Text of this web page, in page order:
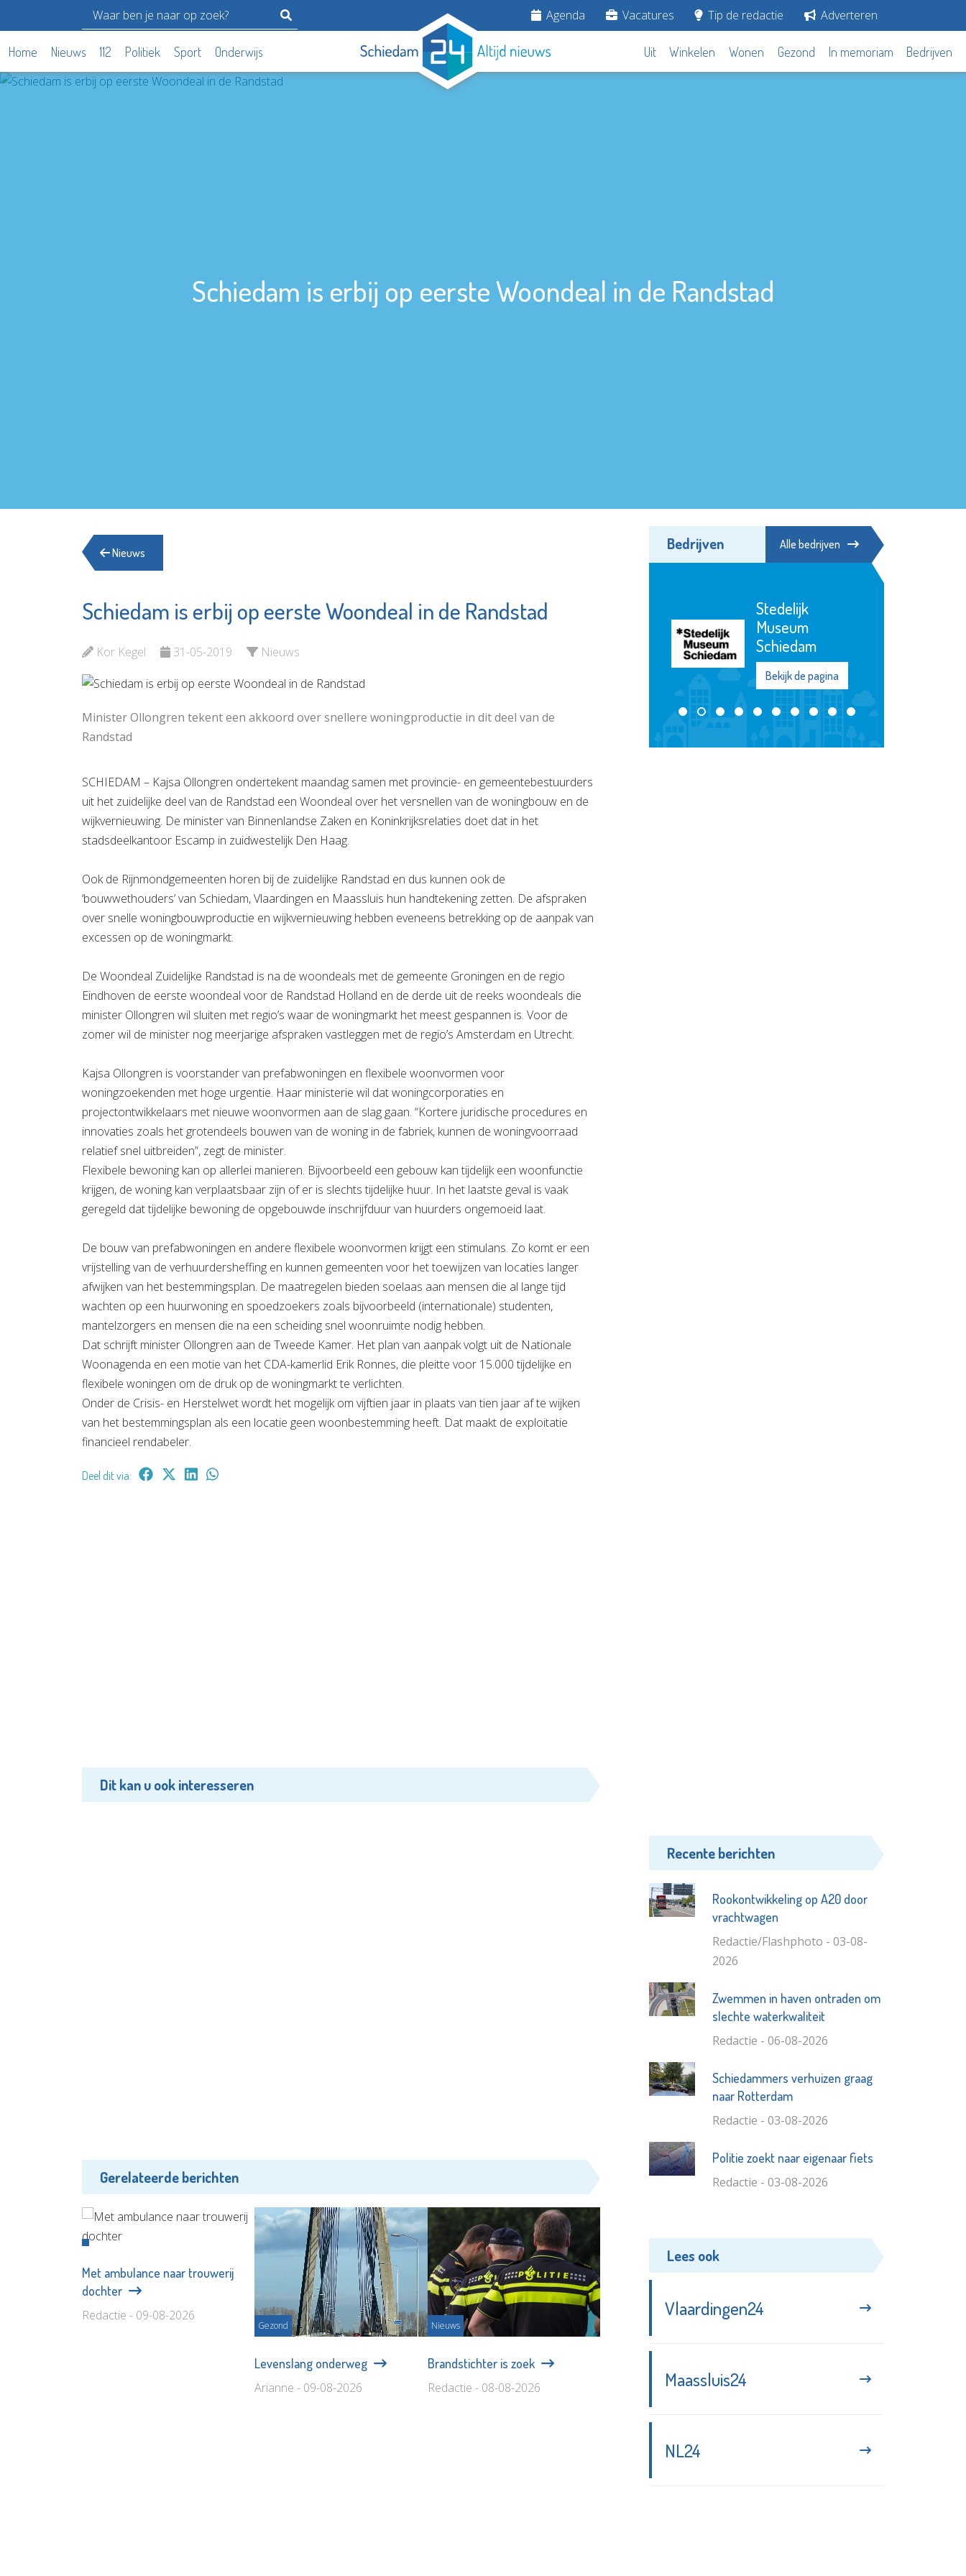
Agenda Vacatures Tip de redactie Adverteren
Home Nieuws 112 Politiek Sport Onderwijs Uit Winkelen Wonen Gezond In memoriam Bedrijven
Schiedam is erbij op eerste Woondeal in de Randstad
Nieuws
Schiedam is erbij op eerste Woondeal in de Randstad
Kor Kegel 31-05-2019 Nieuws
Minister Ollongren tekent een akkoord over snellere woningproductie in dit deel van de
Randstad
SCHIEDAM – Kajsa Ollongren ondertekent maandag samen met provincie- en gemeentebestuurders
uit het zuidelijke deel van de Randstad een Woondeal over het versnellen van de woningbouw en de
wijkvernieuwing. De minister van Binnenlandse Zaken en Koninkrijksrelaties doet dat in het
stadsdeelkantoor Escamp in zuidwestelijk Den Haag.
Ook de Rijnmondgemeenten horen bij de zuidelijke Randstad en dus kunnen ook de
‘bouwwethouders’ van Schiedam, Vlaardingen en Maassluis hun handtekening zetten. De afspraken
over snelle woningbouwproductie en wijkvernieuwing hebben eveneens betrekking op de aanpak van
excessen op de woningmarkt.
De Woondeal Zuidelijke Randstad is na de woondeals met de gemeente Groningen en de regio
Eindhoven de eerste woondeal voor de Randstad Holland en de derde uit de reeks woondeals die
minister Ollongren wil sluiten met regio’s waar de woningmarkt het meest gespannen is. Voor de
zomer wil de minister nog meerjarige afspraken vastleggen met de regio’s Amsterdam en Utrecht.
Kajsa Ollongren is voorstander van prefabwoningen en flexibele woonvormen voor
woningzoekenden met hoge urgentie. Haar ministerie wil dat woningcorporaties en
projectontwikkelaars met nieuwe woonvormen aan de slag gaan. “Kortere juridische procedures en
innovaties zoals het grotendeels bouwen van de woning in de fabriek, kunnen de woningvoorraad
relatief snel uitbreiden”, zegt de minister.
Flexibele bewoning kan op allerlei manieren. Bijvoorbeeld een gebouw kan tijdelijk een woonfunctie
krijgen, de woning kan verplaatsbaar zijn of er is slechts tijdelijke huur. In het laatste geval is vaak
geregeld dat tijdelijke bewoning de opgebouwde inschrijfduur van huurders ongemoeid laat.
De bouw van prefabwoningen en andere flexibele woonvormen krijgt een stimulans. Zo komt er een
vrijstelling van de verhuurdersheffing en kunnen gemeenten voor het toewijzen van locaties langer
afwijken van het bestemmingsplan. De maatregelen bieden soelaas aan mensen die al lange tijd
wachten op een huurwoning en spoedzoekers zoals bijvoorbeeld (internationale) studenten,
mantelzorgers en mensen die na een scheiding snel woonruimte nodig hebben.
Dat schrijft minister Ollongren aan de Tweede Kamer. Het plan van aanpak volgt uit de Nationale
Woonagenda en een motie van het CDA-kamerlid Erik Ronnes, die pleitte voor 15.000 tijdelijke en
flexibele woningen om de druk op de woningmarkt te verlichten.
Onder de Crisis- en Herstelwet wordt het mogelijk om vijftien jaar in plaats van tien jaar af te wijken
van het bestemmingsplan als een locatie geen woonbestemming heeft. Dat maakt de exploitatie
financieel rendabeler.
Deel dit via:
Dit kan u ook interesseren
Gerelateerde berichten
Met ambulance naar trouwerij
dochter
Redactie - 09-08-2026
Gezond
Levenslang onderweg
Arianne - 09-08-2026
Nieuws
Brandstichter is zoek
Redactie - 08-08-2026
Bedrijven Alle bedrijven
Bekijk de pagina
SIKO
Bekijk de pagina
Franciscus
Stedelijk
Museum
Schiedam
Bekijk de pagina
Recente berichten
Rookontwikkeling op A20 door
vrachtwagen
Redactie/Flashphoto - 03-08-
2026
Zwemmen in haven ontraden om
slechte waterkwaliteit
Redactie - 06-08-2026
Schiedammers verhuizen graag
naar Rotterdam
Redactie - 03-08-2026
Politie zoekt naar eigenaar fiets
Redactie - 03-08-2026
Lees ook
Vlaardingen24
Maassluis24
NL24